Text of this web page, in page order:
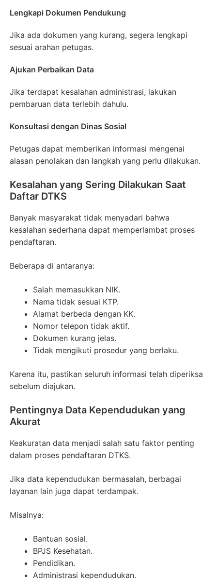
Lengkapi Dokumen Pendukung
Jika ada dokumen yang kurang, segera lengkapi
sesuai arahan petugas.
Ajukan Perbaikan Data
Jika terdapat kesalahan administrasi, lakukan
pembaruan data terlebih dahulu.
Konsultasi dengan Dinas Sosial
Petugas dapat memberikan informasi mengenai
alasan penolakan dan langkah yang perlu dilakukan.
Kesalahan yang Sering Dilakukan Saat
Daftar DTKS
Banyak masyarakat tidak menyadari bahwa
kesalahan sederhana dapat memperlambat proses
pendaftaran.
Beberapa di antaranya:
Salah memasukkan NIK.
Nama tidak sesuai KTP.
Alamat berbeda dengan KK.
Nomor telepon tidak aktif.
Dokumen kurang jelas.
Tidak mengikuti prosedur yang berlaku.
Karena itu, pastikan seluruh informasi telah diperiksa
sebelum diajukan.
Pentingnya Data Kependudukan yang
Akurat
Keakuratan data menjadi salah satu faktor penting
dalam proses pendaftaran DTKS.
Jika data kependudukan bermasalah, berbagai
layanan lain juga dapat terdampak.
Misalnya:
Bantuan sosial.
BPJS Kesehatan.
Pendidikan.
Administrasi kependudukan.